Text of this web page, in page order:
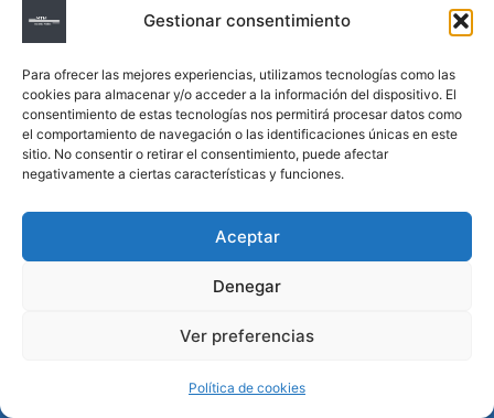
Gestionar consentimiento
Para ofrecer las mejores experiencias, utilizamos tecnologías como las
cookies para almacenar y/o acceder a la información del dispositivo. El
consentimiento de estas tecnologías nos permitirá procesar datos como
el comportamiento de navegación o las identificaciones únicas en este
sitio. No consentir o retirar el consentimiento, puede afectar
negativamente a ciertas características y funciones.
Aceptar
Denegar
Ver preferencias
Política de cookies
Apto físicos escolares, laborales, deportivos
PUBLICACIONES
Mundial de fútbol y el país que se detiene.
Radiaciones ionizantes y enfermedades de la
reconocida en Argentina?
requisitos, registro y validez legal